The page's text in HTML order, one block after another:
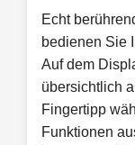
Echt
bedienen Sie
Auf dem
übersichtlich
Fingertipp
Funktionen